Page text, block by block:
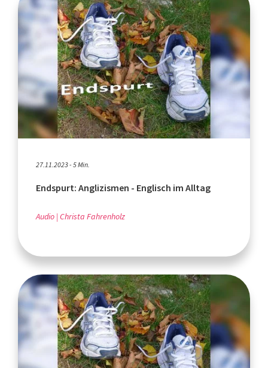
27.11.2023 - 5 Min.
Endspurt: Anglizismen - Englisch im Alltag
Audio Christa Fahrenholz